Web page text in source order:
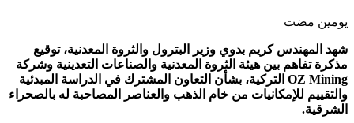
‏يومين مضت
شهد المهندس كريم بدوي وزير البترول والثروة المعدنية، توقيع
مذكرة تفاهم بين هيئة الثروة المعدنية والصناعات التعدينية وشركة
OZ Mining التركية، بشأن التعاون المشترك في الدراسة المبدئية
والتقييم للإمكانيات من خام الذهب والعناصر المصاحبة له بالصحراء
الشرقية.